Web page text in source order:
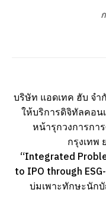
บริษัท แอดเทค ฮับ จำ
ให้บริการดิจิทัลคอน
หน้ารุกวงการก
กรุงเทพ
“Integrated
to IPO through
บ่มเพาะทักษะนัก